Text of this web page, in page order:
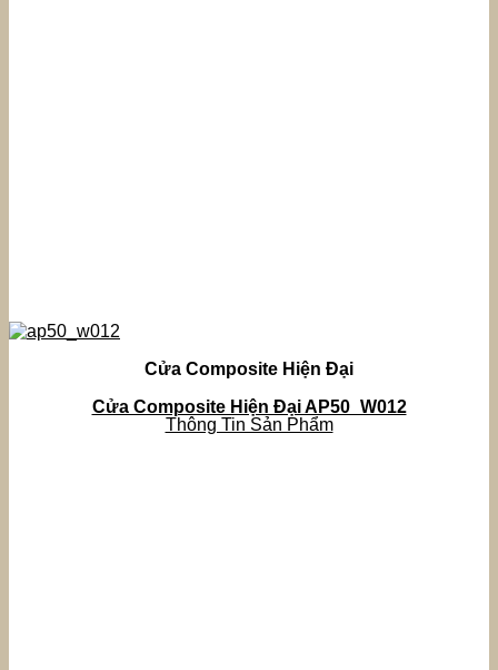
Cửa Composite Hiện Đại
Cửa Composite Hiện Đại AP50_W012
Thông Tin Sản Phẩm